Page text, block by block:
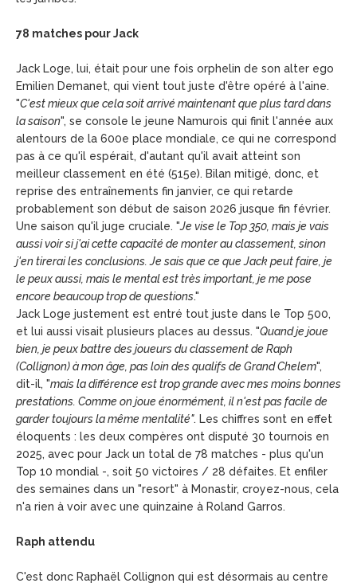
78 matches pour Jack
Jack Loge, lui, était pour une fois orphelin de son alter ego
Emilien Demanet, qui vient tout juste d'être opéré à l'aine.
"C'est mieux que cela soit arrivé maintenant que plus tard dans
la saison", se console le jeune Namurois qui finit l'année aux
alentours de la 600e place mondiale, ce qui ne correspond
pas à ce qu'il espérait, d'autant qu'il avait atteint son
meilleur classement en été (515e). Bilan mitigé, donc, et
reprise des entraînements fin janvier, ce qui retarde
probablement son début de saison 2026 jusque fin février.
Une saison qu'il juge cruciale. "Je vise le Top 350, mais je vais
aussi voir si j'ai cette capacité de monter au classement, sinon
j'en tirerai les conclusions. Je sais que ce que Jack peut faire, je
le peux aussi, mais le mental est très important, je me pose
encore beaucoup trop de questions."
Jack Loge justement est entré tout juste dans le Top 500,
et lui aussi visait plusieurs places au dessus. "Quand je joue
bien, je peux battre des joueurs du classement de Raph
(Collignon) à mon âge, pas loin des qualifs de Grand Chelem",
dit-il, "mais la différence est trop grande avec mes moins bonnes
prestations. Comme on joue énormément, il n'est pas facile de
garder toujours la même mentalité". Les chiffres sont en effet
éloquents : les deux compères ont disputé 30 tournois en
2025, avec pour Jack un total de 78 matches - plus qu'un
Top 10 mondial -, soit 50 victoires / 28 défaites. Et enfiler
des semaines dans un "resort" à Monastir, croyez-nous, cela
n'a rien à voir avec une quinzaine à Roland Garros.
Raph attendu
C'est donc Raphaël Collignon qui est désormais au centre